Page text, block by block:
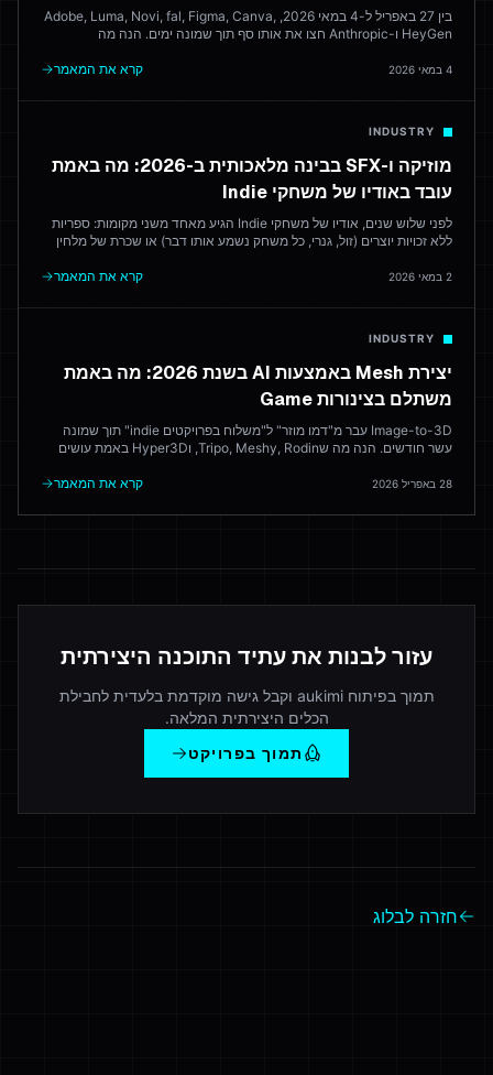
בין 27 באפריל ל-4 במאי 2026, Adobe, Luma, Novi, fal, Figma, Canva,
HeyGen ו-Anthropic חצו את אותו סף תוך שמונה ימים. הנה מה
שמנסים לגבש את הכל.
4 במאי 2026 קרא את המאמר
INDUSTRY
מוזיקה ו-SFX בבינה מלאכותית ב-2026: מה באמת
עובד באודיו של משחקי Indie
לפני שלוש שנים, אודיו של משחקי Indie הגיע מאחד משני מקומות: ספריות
ללא זכויות יוצרים (זול, גנרי, כל משחק נשמע אותו דבר) או שכרת של מלחין
כלים אמינים — והיכן מלחין אנושי עדיין מנצח.
2 במאי 2026 קרא את המאמר
INDUSTRY
יצירת Mesh באמצעות AI בשנת 2026: מה באמת
משתלם בצינורות Game
Image-to-3D עבר מ"דמו מוזר" ל"משלוח בפרויקטים indie" תוך שמונה
עשר חודשים. הנה מה שTripo, Meshy, Rodin, וHyper3D באמת עושים
28 באפריל 2026 קרא את המאמר
עזור לבנות את עתיד התוכנה היצירתית
תמוך בפיתוח aukimi וקבל גישה מוקדמת בלעדית לחבילת
הכלים היצירתית המלאה.
תמוך בפרויקט
חזרה לבלוג